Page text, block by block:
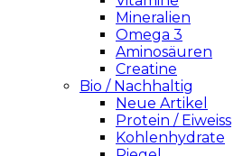
Mineralien
Omega 3
Aminosäuren
Creatine
Bio / Nachhaltig
Neue Artikel
Protein / Eiweiss
Kohlenhydrate